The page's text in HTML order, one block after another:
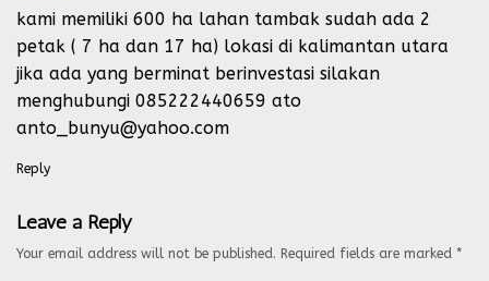
kami memiliki 600 ha lahan tambak sudah ada 2
petak ( 7 ha dan 17 ha) lokasi di kalimantan utara
jika ada yang berminat berinvestasi silakan
menghubungi 085222440659 ato
anto_bunyu@yahoo.com
Reply
Leave a Reply
Your email address will not be published. Required fields are marked *